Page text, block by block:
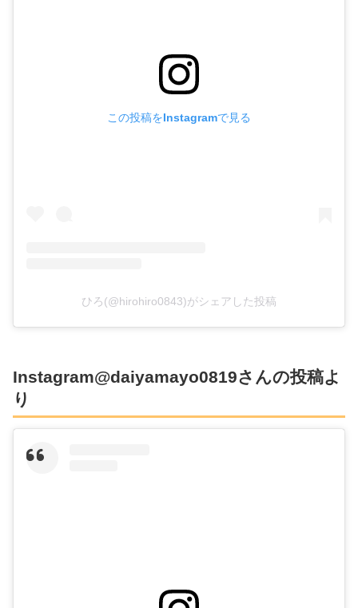
この投稿をInstagramで見る
ひろ(@hirohiro0843)がシェアした投稿
Instagram@daiyamayo0819さんの投稿よ
り